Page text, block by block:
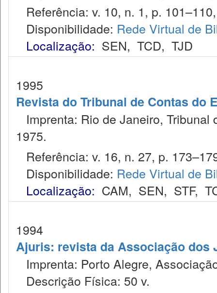
Referência: v. 10, n. 1, p.
Disponibilidade: Rede Virtual de
Localização: SEN, TCD, TJD
1995
Revista do Tribunal de Contas do
Imprenta: Rio de Janeiro,
1975.
Referência: v. 16, n. 27, p.
Disponibilidade: Rede Virtual de
Localização: CAM, SEN, STF,
1994
Ajuris: revista da Associação dos
Imprenta: Porto Alegre,
Descrição Física: 50 v.